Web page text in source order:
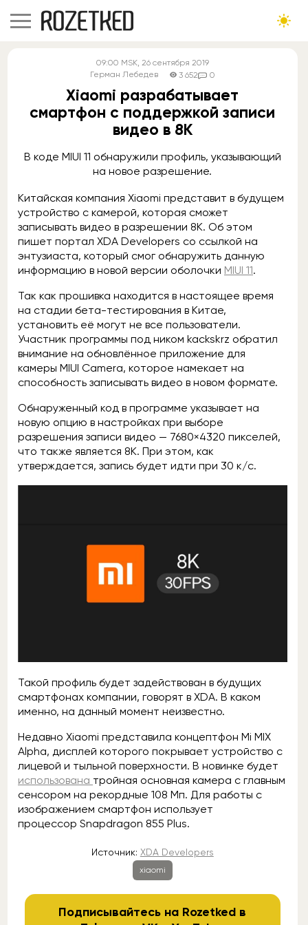
09:00 MSK, 26 сентября 2019
Герман Лебедев
3 652 0
Xiaomi разрабатывает
смартфон с поддержкой записи
видео в 8K
В коде MIUI 11 обнаружили профиль, указывающий
на новое разрешение.
Китайская компания Xiaomi представит в будущем
устройство с камерой, которая сможет
записывать видео в разрешении 8K. Об этом
пишет портал XDA Developers со ссылкой на
энтузиаста, который смог обнаружить данную
информацию в новой версии оболочки MIUI 11.
Так как прошивка находится в настоящее время
на стадии бета-тестирования в Китае,
установить её могут не все пользователи.
Участник программы под ником kackskrz обратил
внимание на обновлённое приложение для
камеры MIUI Camera, которое намекает на
способность записывать видео в новом формате.
Обнаруженный код в программе указывает на
новую опцию в настройках при выборе
разрешения записи видео — 7680×4320 пикселей,
что также является 8K. При этом, как
утверждается, запись будет идти при 30 к/с.
Такой профиль будет задействован в будущих
смартфонах компании, говорят в XDA. В каком
именно, на данный момент неизвестно.
Недавно Xiaomi представила концептфон Mi MIX
Alpha, дисплей которого покрывает устройство с
лицевой и тыльной поверхности. В новинке будет
использована тройная основная камера с главным
сенсором на рекордные 108 Мп. Для работы с
изображением смартфон использует
процессор Snapdragon 855 Plus.
Источник: XDA Developers
xiaomi
Подписывайтесь на Rozetked в